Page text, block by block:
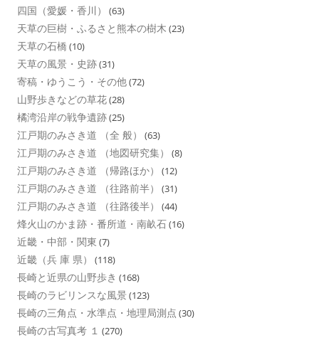
四国（愛媛・香川） (63)
天草の巨樹・ふるさと熊本の樹木 (23)
天草の石橋 (10)
天草の風景・史跡(31)
寄稿・ゆうこう・その他(72)
山野歩きなどの草花(28)
橘湾沿岸の戦争遺跡(25)
江戸期のみさき道 （全 般） (63)
江戸期のみさき道 （地図研究集） (8)
江戸期のみさき道 （帰路ほか） (12)
江戸期のみさき道 （往路前半） (31)
江戸期のみさき道 （往路後半） (44)
烽火山のかま跡・番所道・南畝石(16)
近畿・中部・関東 (7)
近畿（兵 庫 県） (118)
長崎と近県の山野歩き (168)
長崎のラビリンスな風景 (123)
長崎の三角点・水準点・地理局測点 (30)
長崎の古写真考 １ (270)